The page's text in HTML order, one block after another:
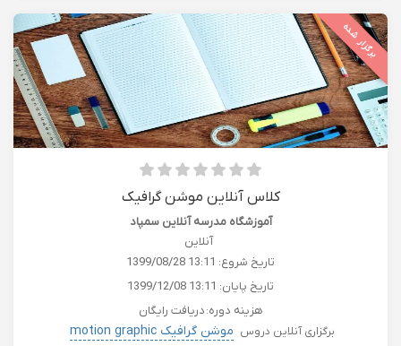
برگزار شده
کلاس آنلاین موشن گرافیک
آموزشگاه مدرسه آنلاین سمپاد
آنلاین
تاریخ شروع: 1399/08/28 13:11
تاریخ پایان: 1399/12/08 13:11
هزینه دوره:دریافت رایگان
برگزاری آنلاین دروس موشن گرافیک motion graphic